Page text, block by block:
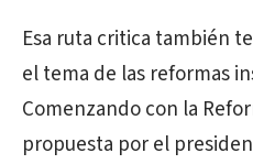
Esa ruta critica también
el tema de las reformas
Comenzando con la
propuesta por el